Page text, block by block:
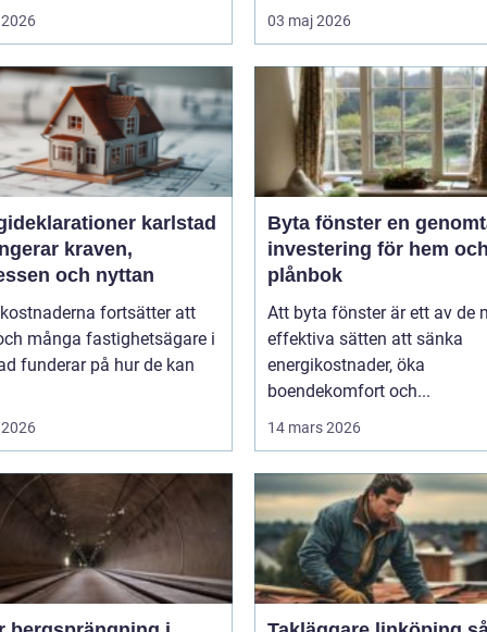
03 maj 2026
karlstad
kraven,
och nyttan
fortsätter att
många fastighetsägare i
funderar på hur de kan
Byta fönster en genomtänkt
investering för hem
plånbok
Att byta fönster är ett av de
effektiva sätten att sänka
energikostnader, öka
boendekomfort och...
14 mars 2026